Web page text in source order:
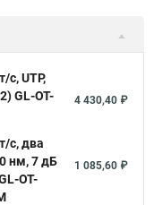
интерфейс sfp
c, UTP,
GL-OT-
4 430,40 ₽
c, два
нм, 7 дБ
OT-
1 085,60 ₽